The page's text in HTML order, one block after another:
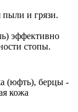
пыли и грязи.
эффективно
стопы.
(юфть), берцы -
кожа